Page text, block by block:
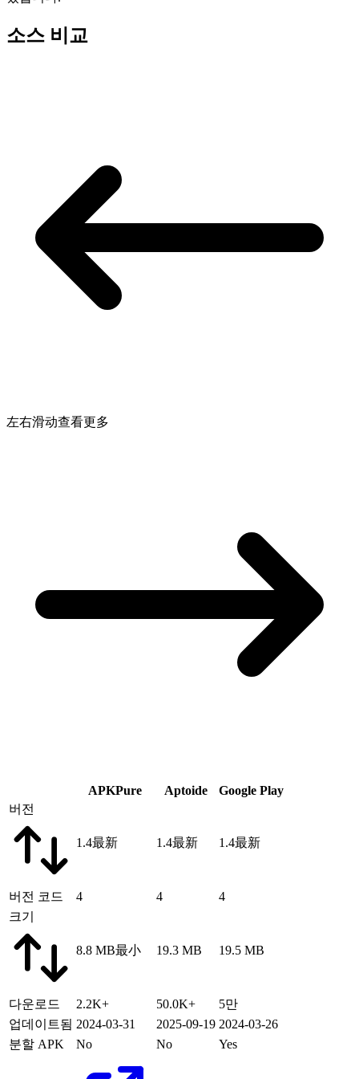
소스 비교
左右滑动查看更多
APKPure Aptoide
Google Play
버전
1.4最新 1.4最新 1.4最新
버전 코드 4 4
4
크기
8.8 MB最小 19.3 MB 19.5 MB
다운로드 2.2K+ 50.0K+
5만
업데이트됨 2024-03-31 2025-09-19 2024-03-26
분할 APK
No No Yes